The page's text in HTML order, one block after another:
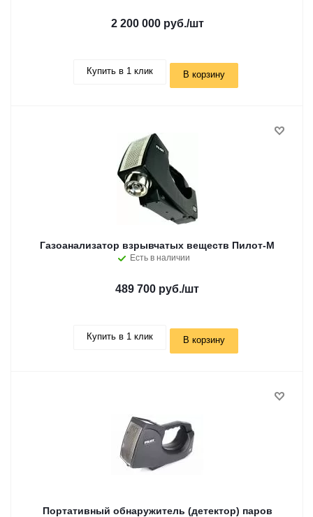
2 200 000 руб./шт
Купить в 1 клик В корзину
Газоанализатор взрывчатых веществ Пилот-М
Есть в наличии
489 700 руб./шт
Купить в 1 клик В корзину
Портативный обнаружитель (детектор) паров